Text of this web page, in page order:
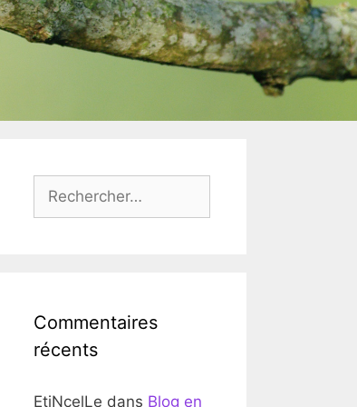
Commentaires
récents
EtiNcelLe dans Blog en